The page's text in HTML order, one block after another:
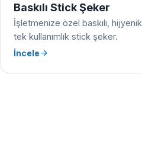
Baskılı Stick Şeker
İşletmenize özel baskılı, hijyenik
tek kullanımlık stick şeker.
İncele